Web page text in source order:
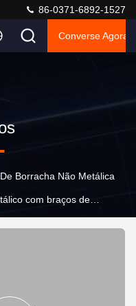
86-0371-6892-1527
Converse Agora
Borracha Não Metálica
com braços de